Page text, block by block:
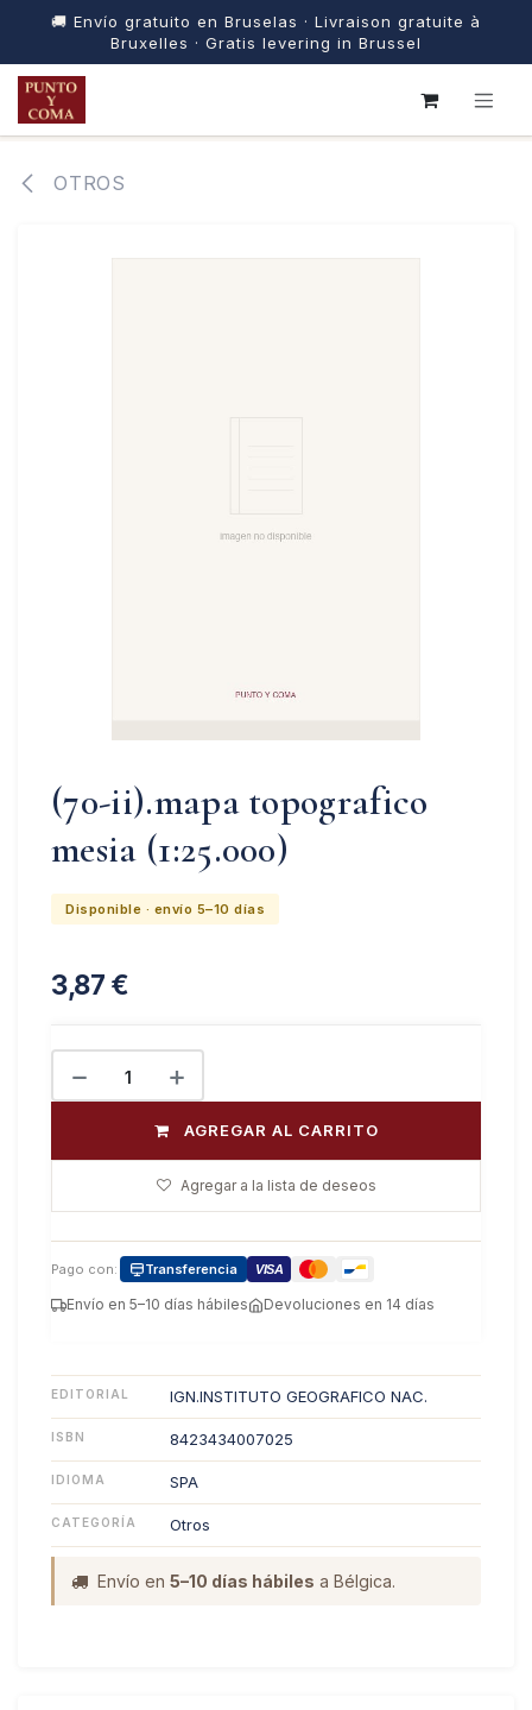
🚚 Envío gratuito en Bruselas · Livraison gratuite à
Bruxelles · Gratis levering in Brussel
IR AL CONTENIDO
OTROS
(70-ii).mapa topografico
mesia (1:25.000)
Disponible · envío 5–10 días
3,87 €
AGREGAR AL CARRITO
Agregar a la lista de deseos
Pago con: Transferencia VISA
Envío en 5–10 días hábiles Devoluciones en 14 días
EDITORIAL IGN.INSTITUTO GEOGRAFICO NAC.
ISBN 8423434007025
IDIOMA SPA
CATEGORÍA Otros
Envío en 5–10 días hábiles a Bélgica.